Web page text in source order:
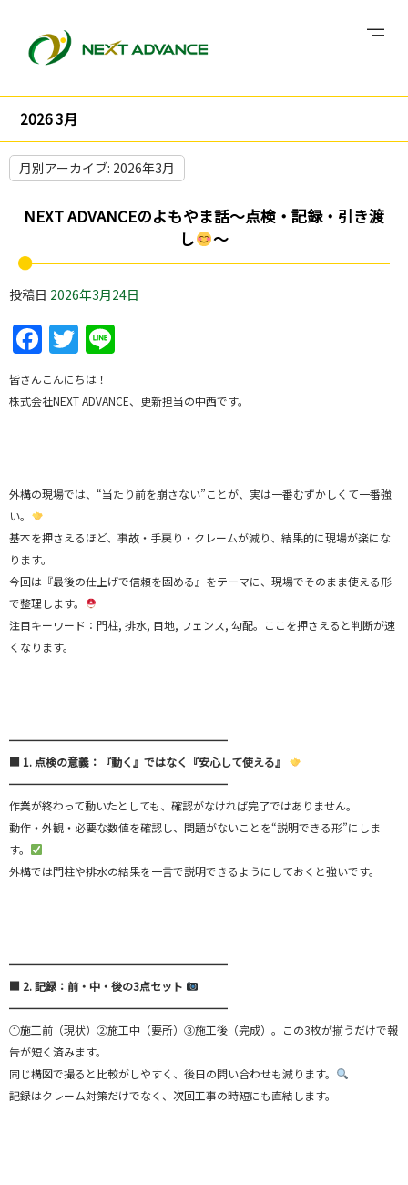
2026 3月
月別アーカイブ: 2026年3月
NEXT ADVANCEのよもやま話～点検・記録・引き渡
し
～
投稿日 2026年3月24日
Facebook
Twitter
皆さんこんにちは！
株式会社NEXT ADVANCE、更新担当の中西です。
外構の現場では、“当たり前を崩さない”ことが、実は一番むずかしくて一番強
い。
基本を押さえるほど、事故・手戻り・クレームが減り、結果的に現場が楽にな
ります。
今回は『最後の仕上げで信頼を固める』をテーマに、現場でそのまま使える形
で整理します。
注目キーワード：門柱, 排水, 目地, フェンス, 勾配。ここを押さえると判断が速
くなります。
━━━━━━━━━━━━━━━━━━━━
■ 1. 点検の意義：『動く』ではなく『安心して使える』
━━━━━━━━━━━━━━━━━━━━
作業が終わって動いたとしても、確認がなければ完了ではありません。
動作・外観・必要な数値を確認し、問題がないことを“説明できる形”にしま
す。
外構では門柱や排水の結果を一言で説明できるようにしておくと強いです。
━━━━━━━━━━━━━━━━━━━━
■ 2. 記録：前・中・後の3点セット
━━━━━━━━━━━━━━━━━━━━
①施工前（現状）②施工中（要所）③施工後（完成）。この3枚が揃うだけで報
告が短く済みます。
同じ構図で撮ると比較がしやすく、後日の問い合わせも減ります。
記録はクレーム対策だけでなく、次回工事の時短にも直結します。